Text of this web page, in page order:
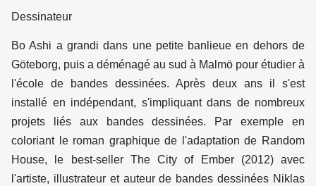
Dessinateur
Bo Ashi a grandi dans une petite banlieue en dehors de
Göteborg, puis a déménagé au sud à Malmö pour étudier à
l'école de bandes dessinées. Après deux ans il s'est
installé en indépendant, s'impliquant dans de nombreux
projets liés aux bandes dessinées. Par exemple en
coloriant le roman graphique de l'adaptation de Random
House, le best-seller The City of Ember (2012) avec
l'artiste, illustrateur et auteur de bandes dessinées Niklas